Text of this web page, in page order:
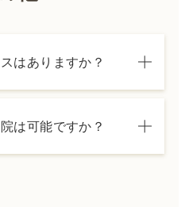
はありますか？
帝塚山三丁目駅から
ております。詳しくは
は可能ですか？